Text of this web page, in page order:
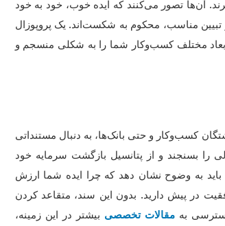
آن‌ها تصور می‌کنند که ایده خوب، خود به خود
تبیین مناسب، محکوم به شکست‌اند. یک پروپوزال
مختلف کسب‌وکار شما را به شکلی منسجم و
کسب‌وکار و حتی بانک‌ها، به دنبال مستنداتی
را بسنجند و از پتانسیل بازگشت سرمایه خود
به وضوح نشان دهد که چرا ایده شما ارزش
در پیش دارید. بدون این سند، متقاعد کردن
بهمقالات تخصصی بیشتر در این زمینه،